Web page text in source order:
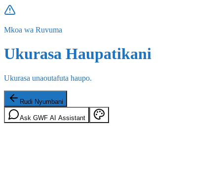
Mkoa wa Ruvuma
Ukurasa Haupatikani
Ukurasa unaoutafuta haupo.
Rudi Nyumbani
Ask GWF AI Assistant